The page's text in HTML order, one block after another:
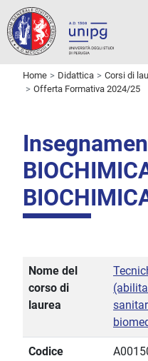
Home Didattica Corsi di
Offerta Formativa 2024/25
Nome del
corso di
laurea
Codice